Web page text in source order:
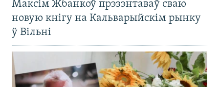
Максім Жбанкоў прэзэнтаваў сваю
новую кнігу на Кальварыйскім рынку
ў Вільні